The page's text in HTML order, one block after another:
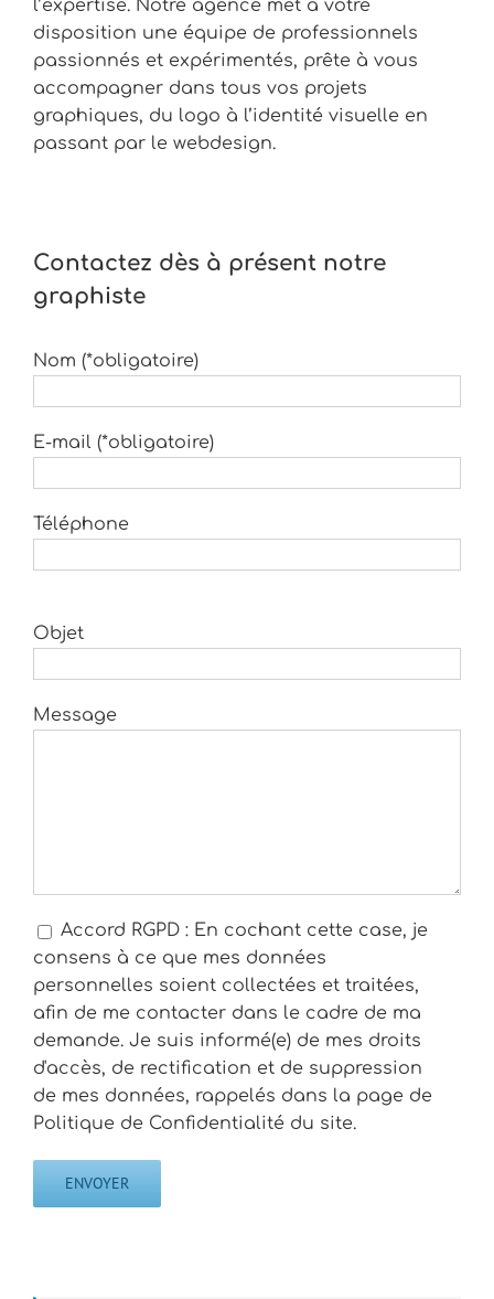
l’expertise. Notre agence met à votre
disposition une équipe de professionnels
passionnés et expérimentés, prête à vous
accompagner dans tous vos projets
graphiques, du logo à l’identité visuelle en
passant par le webdesign.
Contactez dès à présent notre
graphiste
Nom (*obligatoire)
E-mail (*obligatoire)
Téléphone
Objet
Message
Accord RGPD : En cochant cette case, je
consens à ce que mes données
personnelles soient collectées et traitées,
afin de me contacter dans le cadre de ma
demande. Je suis informé(e) de mes droits
d'accès, de rectification et de suppression
de mes données, rappelés dans la page de
Politique de Confidentialité du site.